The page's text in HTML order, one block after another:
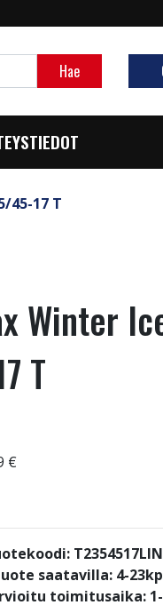
Hae
45-17 T
Winter
T
€
saatavilla: 4-
toimitusaika: